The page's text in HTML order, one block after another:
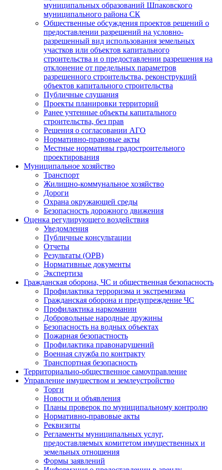
муниципальных образований Шпаковского
муниципального района СК
Общественные обсуждения проектов решений о
предоставлении разрешений на условно-
разрешенный вид использования земельных
участков или объектов капитального
строительства и о предоставлении разрешения на
отклонение от предельных параметров
разрешенного строительства, реконструкций
объектов капитального строительства
Публичные слушания
Проекты планировки территорий
Ранее учтенные объекты капитального
строительства, без прав
Решения о согласовании АГО
Нормативно-правовые акты
Местные нормативы градостроительного
проектирования
Муниципальное хозяйство
Транспорт
Жилищно-коммунальное хозяйство
Дороги
Охрана окружающей среды
Безопасность дорожного движения
Оценка регулирующего воздействия
Уведомления
Публичные консультации
Отчеты
Результаты (ОРВ)
Нормативные документы
Экспертиза
Гражданская оборона, ЧС и общественная безопасность
Профилактика терроризма и экстремизма
Гражданская оборона и предупреждение ЧС
Профилактика наркомании
Добровольные народные дружины
Безопасность на водных объектах
Пожарная безопастность
Профилактика правонарушений
Военная служба по контракту
Транспортная безопасность
Территориально-общественное самоуправление
Управление имуществом и землеустройство
Торги
Новости и объявления
Планы проверок по муниципальному контролю
Нормативно-правовые акты
Реквизиты
Регламенты муниципальных услуг,
предоставляемых комитетом имущественных и
земельных отношения
Формы заявлений